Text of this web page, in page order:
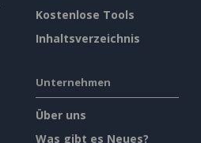
Kostenlose Tools
Inhaltsverzeichnis
Unternehmen
Über uns
Was gibt es Neues?